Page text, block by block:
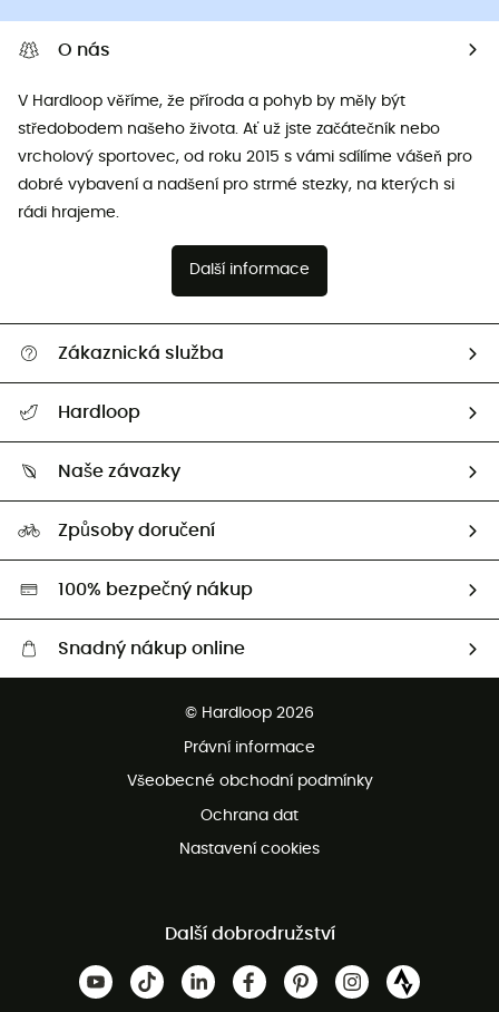
O nás
V Hardloop věříme, že příroda a pohyb by měly být
středobodem našeho života. Ať už jste začátečník nebo
vrcholový sportovec, od roku 2015 s vámi sdílíme vášeň pro
dobré vybavení a nadšení pro strmé stezky, na kterých si
rádi hrajeme.
Další informace
Zákaznická služba
Vrácení zboží a peněz
Hardloop
Naši Ambasadoři
Naše závazky
Second hand
HardGreen
Způsoby doručení
100% bezpečný nákup
Snadný nákup online
Bezplatné vrácení do 100 dnů
Bezplatná zákaznická služba
© Hardloop 2026
Právní informace
Všeobecné obchodní podmínky
Ochrana dat
Nastavení cookies
Další dobrodružství